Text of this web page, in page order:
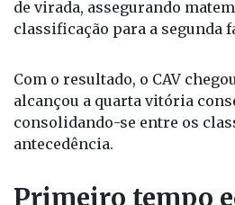
Araraquara, a equipe venceu a
de virada, assegurando
Com o resultado, o CAV
alcançou a quarta vitória
consolidando-se entre os